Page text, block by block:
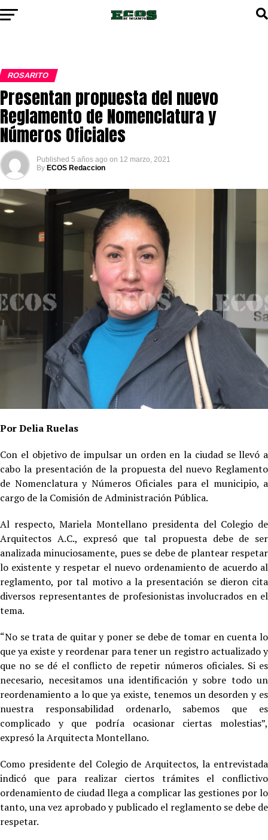
ROSARITO
Presentan propuesta del nuevo
Reglamento de Nomenclatura y
Números Oficiales
Published 5 años ago on 12 marzo, 2021
By ECOS Redaccion
Por Delia Ruelas
Con el objetivo de impulsar un orden en la ciudad se llevó a
cabo la presentación de la propuesta del nuevo Reglamento
de Nomenclatura y Números Oficiales para el municipio, a
cargo de la Comisión de Administración Pública.
Al respecto, Mariela Montellano presidenta del Colegio de
Arquitectos A.C., expresó que tal propuesta debe de ser
analizada minuciosamente, pues se debe de plantear respetar
lo existente y respetar el nuevo ordenamiento de acuerdo al
reglamento, por tal motivo a la presentación se dieron cita
diversos representantes de profesionistas involucrados en el
tema.
“No se trata de quitar y poner se debe de tomar en cuenta lo
que ya existe y reordenar para tener un registro actualizado y
que no se dé el conflicto de repetir números oficiales. Si es
necesario, necesitamos una identificación y sobre todo un
reordenamiento a lo que ya existe, tenemos un desorden y es
nuestra responsabilidad ordenarlo, sabemos que es
complicado y que podría ocasionar ciertas molestias”,
expresó la Arquitecta Montellano.
Como presidente del Colegio de Arquitectos, la entrevistada
indicó que para realizar ciertos trámites el conflictivo
ordenamiento de ciudad llega a complicar las gestiones por lo
tanto, una vez aprobado y publicado el reglamento se debe de
respetar.